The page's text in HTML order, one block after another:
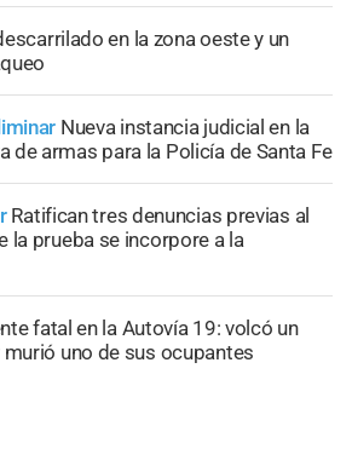
en la zona oeste y un
Nueva instancia judicial en la
de armas para la Policía de Santa Fe
Ratifican tres denuncias previas al
la prueba se incorpore a la
fatal en la Autovía 19: volcó un
uno de sus ocupantes